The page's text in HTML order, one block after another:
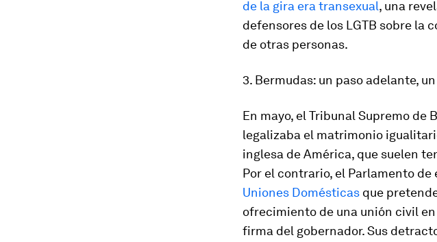
de la gira era transexual, una
defensores de los LGTB sobre la
de otras personas.
3. Bermudas: un paso adelante,
En mayo, el Tribunal Supremo de
legalizaba el matrimonio
inglesa de América, que suelen
Por el contrario, el Parlamento
Uniones Domésticas que
ofrecimiento de una unión civil en
firma del gobernador. Sus